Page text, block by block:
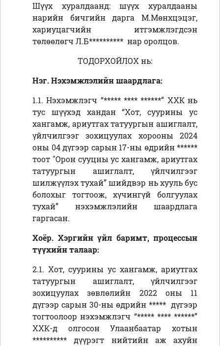
Шүүх хуралдаанд: шүүх хуралдааны
нарийн бичгийн дарга М.Мөнхцэцэг,
хариуцагчийн итгэмжлэгдсэн
төлөөлөгч Л.Б********** нар оролцов.
ТОДОРХОЙЛОХ нь:
Нэг. Нэхэмжлэлийн шаардлага:
1.1. Нэхэмжлэгч “***** **** ******” ХХК нь
тус шүүхэд хандан“Хот, суурины ус
хангамж, ариутгах татуургын ашиглалт,
үйлчилгээг зохицуулах хорооны 2024
оны 04 дүгээр сарын 17-ны өдрийн******
тоот "Орон сууцны ус хангамж, ариутгах
татуургын ашиглалт, үйлчилгээг
шилжүүлэх тухай” шийдвэр нь хууль бус
болохыг тогтоож, хүчингүй болгуулах
тухай” нэхэмжлэлийн шаардлага
гаргасан.
Хоёр. Хэргийн үйл баримт, процессын
түүхийн талаар:
2.1. Хот, суурины ус хангамж, ариутгах
татуургын ашиглалт, үйлчилгээг
зохицуулах зөвлөлийн 2022 оны 11
дүгээр сарын 30-ны өдрийн ***** дүгээр
тогтоолоор нэхэмжлэгч “***** **** ******”
ХХК-д олгосон Улаанбаатар хотын
**********дүүрэгт нийтийн аж ахуйн